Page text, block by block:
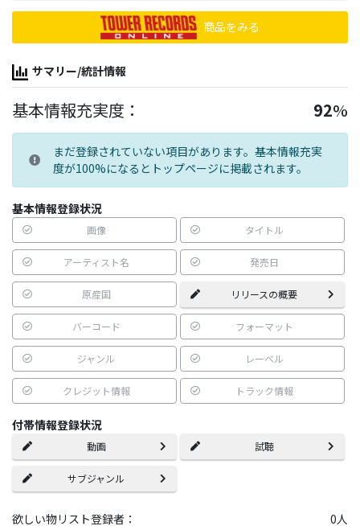
商品をみる
サマリー/統計情報
基本情報充実度： 92%
まだ登録されていない項目があります。基本情報充実
度が100%になるとトップページに掲載されます。
基本情報登録状況
画像 タイトル
アーティスト名 発売日
原産国 リリースの概要
バーコード フォーマット
ジャンル レーベル
クレジット情報 トラック情報
付帯情報登録状況
動画 試聴
サブジャンル
欲しい物リスト登録者： 0人